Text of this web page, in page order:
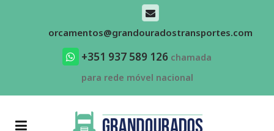
orcamentos@grandouradostransportes.com
+351 937 589 126 chamada
para rede móvel nacional